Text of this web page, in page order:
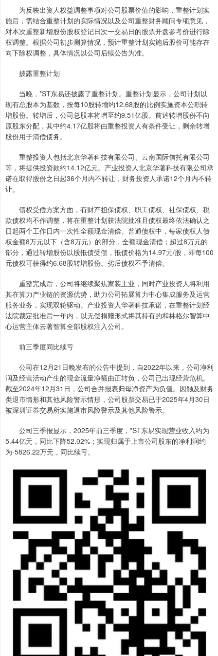
为反映出资人权益调整事项对公司股票价值的影响，重整计划实
施后，需结合重整计划的实际情况以及公司重整财务顾问专项意见，
对本次重整新增股份股权登记日次一交易日的股票开盘参考价进行除
权调整。根据公司初步测算情况，预计重整计划实施后股价可能存在
向下除权调整，具体情况以公司后续公告为准。
披露重整计划
当晚，*ST东易还披露了重整计划。重整计划显示，公司计划以
现有总股本为基数，按每10股转增约12.68股的比例实施资本公积转
增股份。转增后，公司总股本将增至约9.51亿股。前述转增股份不向
原股东分配，其中约4.17亿股将由重整投资人有条件受让，剩余转增
股份用于清偿债务。
重整投资人包括北京华著科技有限公司、云南国际信托有限公司
等，将提供投资款约14.12亿元。产业投资人北京华著科技有限公司承
诺在取得股份之日起36个月内不转让，财务投资人承诺12个月内不转
让。
债权受偿方案方面，有财产担保债权、职工债权、社保债权、税
款债权均不作调整，将在重整计划获法院批准且债权最终依法确认之
日起两个工作日内一次性全额现金清偿。普通债权中，每家债权人债
权金额8万元以下（含8万元）的部分，全额现金清偿；超过8万元的
部分，通过转增股份以股抵债受偿，抵债价格为14.97元/股，即每100
元债权可获得约6.68股转增股份。劣后债权不予清偿。
重整完成后，公司将继续聚焦家装主业，同时产业投资人将利用
其在算力产业链的资源优势，助力公司拓展算力中心集成服务及运营
服务业务，实现双轮驱动。产业投资人华著科技承诺，在重整计划经
法院裁定批准后一年内，以无偿捐赠形式将其持有的和林格尔智算中
心运营主体云著智算全部股权注入公司。
前三季度同比续亏
公司在12月21日晚发布的公告中提到，自2022年以来，公司净利
润及经营活动产生的现金流量净额由正转负，公司已出现经营危机。
截至2024年12月31日，公司合并报表归母净资产为负值。因触及财务
类退市情形和其他风险警示情形，公司股票交易已于2025年4月30日
被深圳证券交易所实施退市风险警示及其他风险警示。
公司三季报显示，2025年前三季度，*ST东易实现营业收入约为
5.44亿元，同比下降52.02%；实现归属于上市公司股东的净利润约
为-5826.22万元，同比续亏。